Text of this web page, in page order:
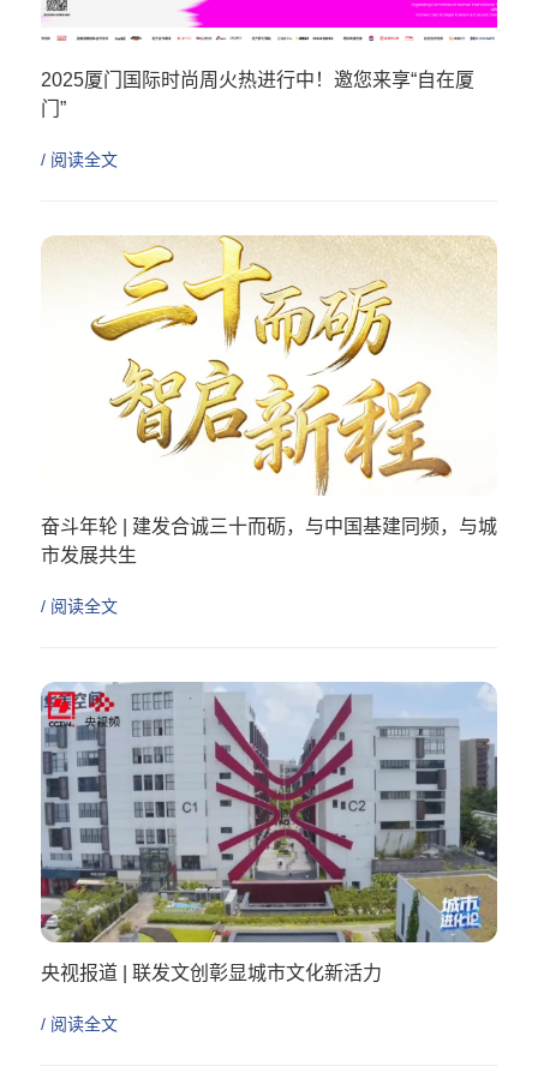
2025厦门国际时尚周火热进行中！邀您来享“自在厦
门”
/ 阅读全文
奋斗年轮 | 建发合诚三十而砺，与中国基建同频，与城
市发展共生
/ 阅读全文
央视报道 | 联发文创彰显城市文化新活力
/ 阅读全文